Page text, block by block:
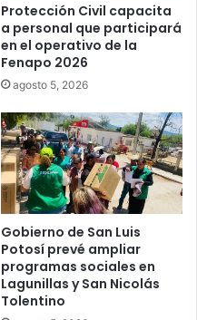
Protección Civil capacita
a personal que participará
en el operativo de la
Fenapo 2026
agosto 5, 2026
Gobierno de San Luis
Potosí prevé ampliar
programas sociales en
Lagunillas y San Nicolás
Tolentino